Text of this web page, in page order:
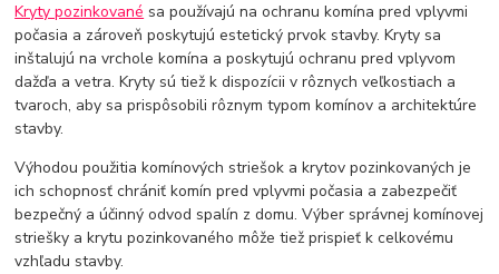
Kryty pozinkované sa používajú na ochranu komína pred vplyvmi
počasia a zároveň poskytujú estetický prvok stavby. Kryty sa
inštalujú na vrchole komína a poskytujú ochranu pred vplyvom
dažďa a vetra. Kryty sú tiež k dispozícii v rôznych veľkostiach a
tvaroch, aby sa prispôsobili rôznym typom komínov a architektúre
stavby.
Výhodou použitia komínových striešok a krytov pozinkovaných je
ich schopnosť chrániť komín pred vplyvmi počasia a zabezpečiť
bezpečný a účinný odvod spalín z domu. Výber správnej komínovej
striešky a krytu pozinkovaného môže tiež prispieť k celkovému
vzhľadu stavby.